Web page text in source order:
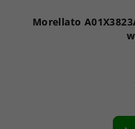
Morellato